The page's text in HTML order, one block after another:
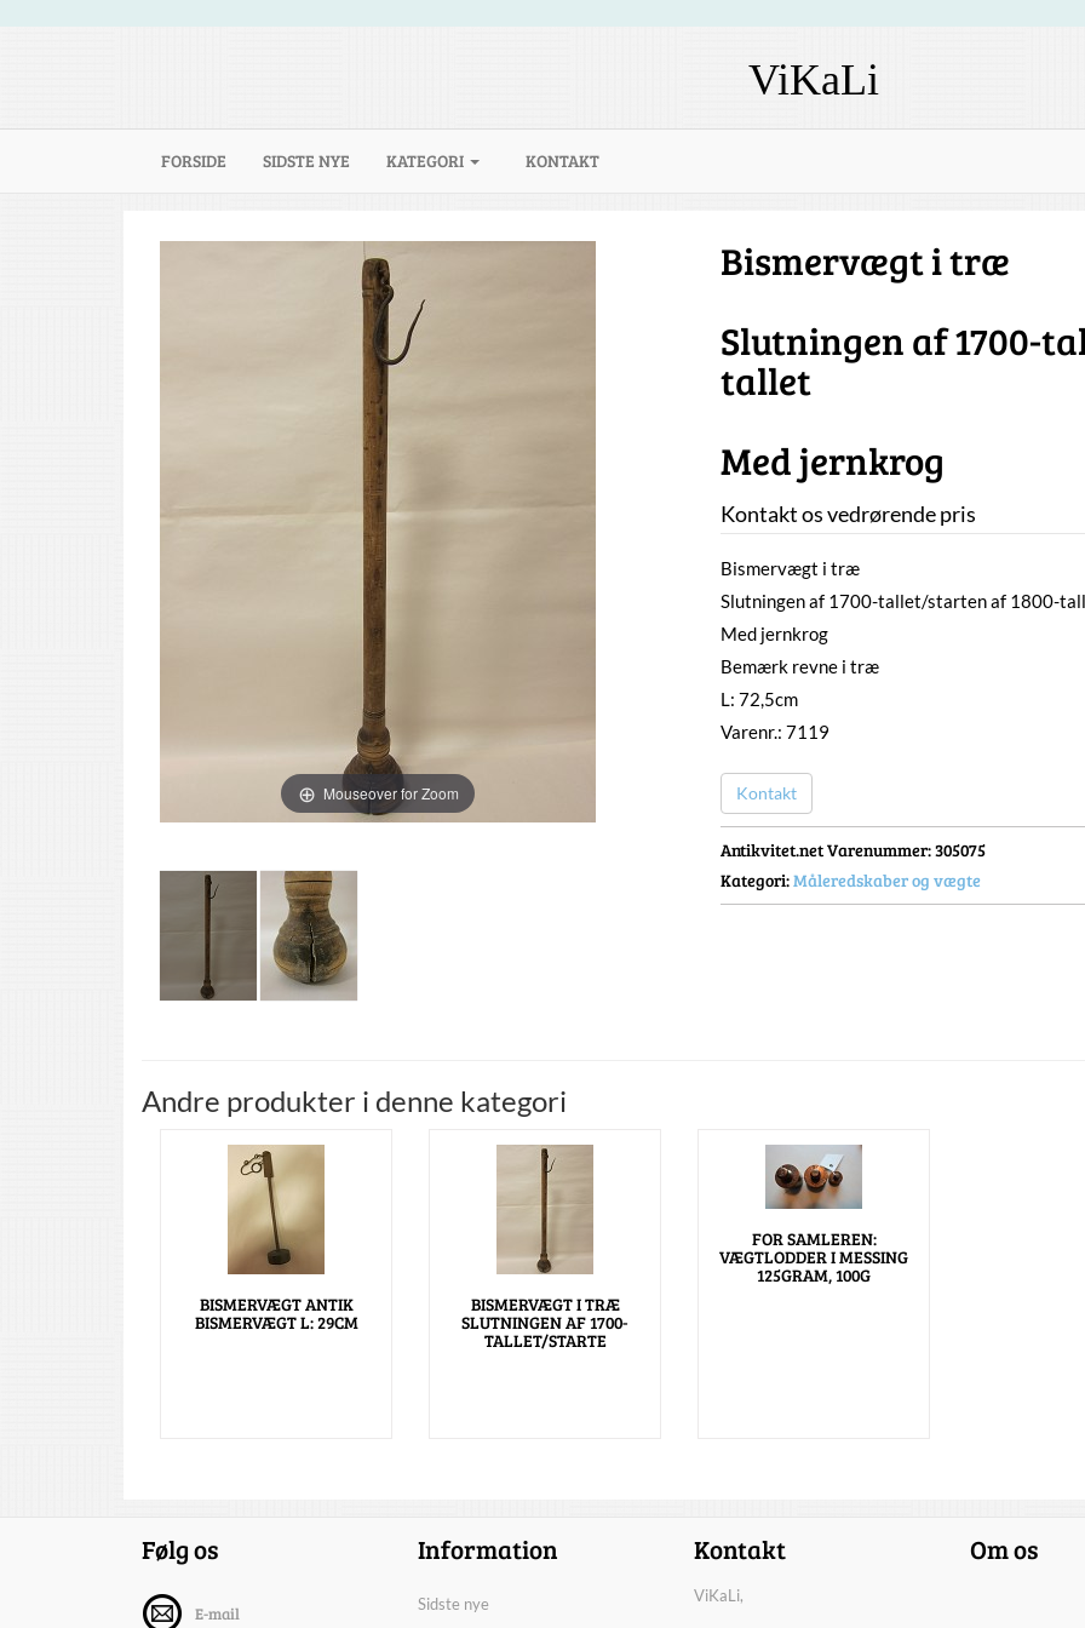
ViKaLi
FORSIDE (CURRENT)
SIDSTE NYE KATEGORI KONTAKT
Mouseover for Zoom
Bismervægt i træ
Slutningen af 1700-
tallet
Med jernkrog
Kontakt os vedrørende pris
Bismervægt i træ
Slutningen af 1700-tallet/starten af 1800-
Med jernkrog
Bemærk revne i træ
L: 72,5cm
Varenr.: 7119
Kontakt
Antikvitet.net Varenummer: 305075
Kategori:Måleredskaber og vægte
Andre produkter i denne kategori
BISMERVÆGT ANTIK
BISMERVÆGT L: 29CM
BISMERVÆGT I TRÆ
SLUTNINGEN AF 1700-
TALLET/STARTE
FOR SAMLEREN:
VÆGTLODDER I MESSING
125GRAM, 100G
Følg os
E-mail
Information
Sidste nye
Kontakt
ViKaLi,
Om os